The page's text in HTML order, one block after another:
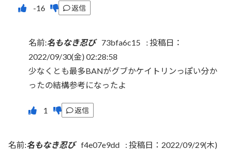
返信
名前:名もなき忍び 73bfa6c15 : 投稿日：
2022/09/30(金) 02:28:58
少なくとも最多BANがグブかケイトリンっぽい分か
ったの結構参考になったよ
返信
名前:名もなき忍び f4e07e9dd : 投稿日：2022/09/29(木)